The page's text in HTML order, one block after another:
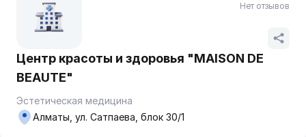
Центр красоты и здоровья "MAISON DE
BEAUTE"
Эстетическая медицина
Алматы, ул. Сатпаева, блок 30/1
Нет отзывов